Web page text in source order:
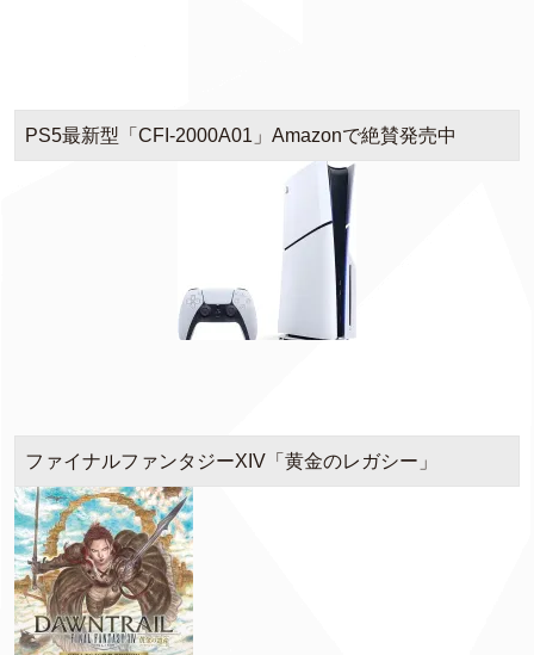
PS5最新型「CFI-2000A01」Amazonで絶賛発売中
ファイナルファンタジーXIV「黄金のレガシー」